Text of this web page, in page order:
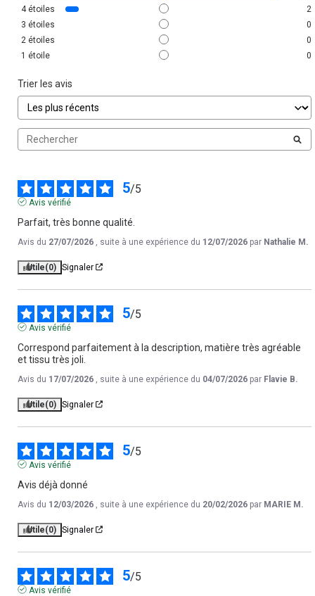
4 étoiles
2
3 étoiles
0
2 étoiles
0
1 étoile 0
Trier les avis
5/5
Avis vérifié
Parfait, très bonne qualité.
Avis du 27/07/2026 , suite à une expérience du 12/07/2026 par Nathalie M.
Utile(0) Signaler
5/5
Avis vérifié
Correspond parfaitement à la description, matière très agréable
et tissu très joli.
Avis du 17/07/2026 , suite à une expérience du 04/07/2026 par Flavie B.
Utile(0) Signaler
5/5
Avis vérifié
Avis déjà donné
Avis du 12/03/2026 , suite à une expérience du 20/02/2026 par MARIE M.
Utile(0) Signaler
5/5
Avis vérifié